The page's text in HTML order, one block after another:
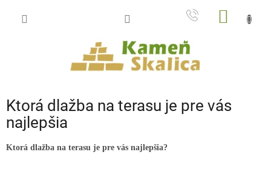
Ktorá dlažba na terasu je pre vás
najlepšia
Ktorá dlažba na terasu je pre vás najlepšia?